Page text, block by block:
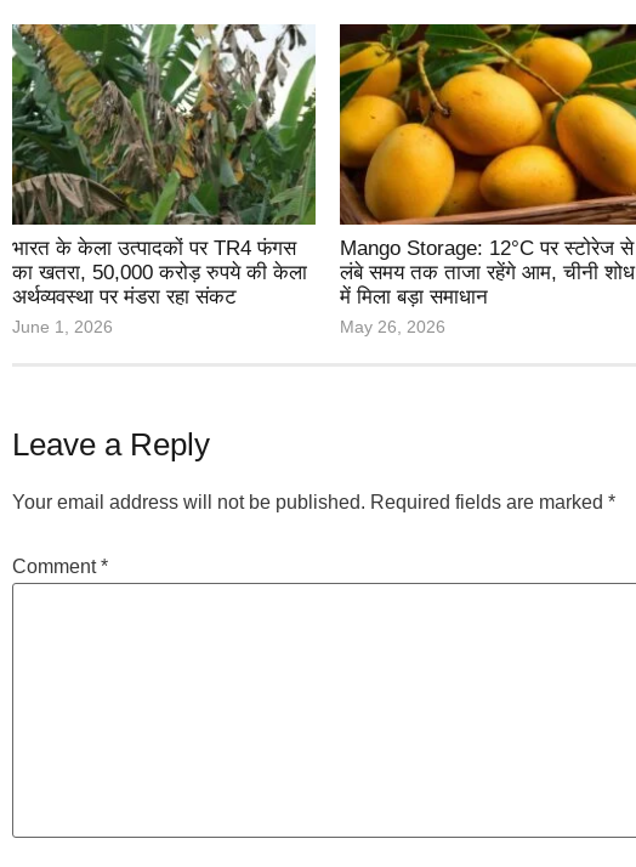
भारत के केला उत्पादकों पर TR4 फंगस
का खतरा, 50,000 करोड़ रुपये की केला
अर्थव्यवस्था पर मंडरा रहा संकट
June 1, 2026
Mango Storage: 12°C पर स्टोरेज से
लंबे समय तक ताजा रहेंगे आम, चीनी शोध
में मिला बड़ा समाधान
May 26, 2026
Leave a Reply
Your email address will not be published. Required fields are marked *
Comment*